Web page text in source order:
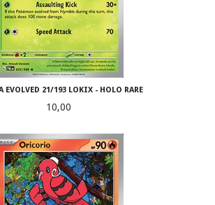
EVOLVED 21/193 LOKIX - HOLO RARE
Pris
10,00